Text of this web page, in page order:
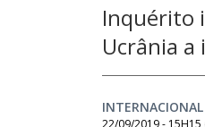
Inquérito
Ucrânia a
INTERNACIONAL
22/09/2019 - 15H15